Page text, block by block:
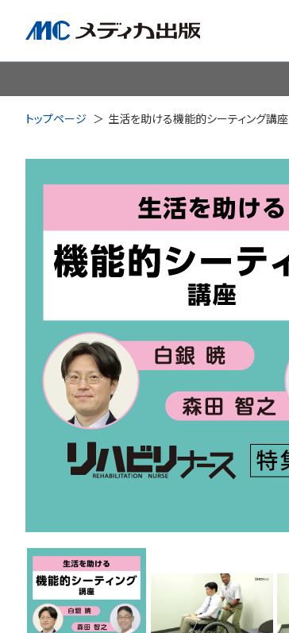
脳神経
耳鼻咽喉科
手術室・麻酔
感染管理・感染症
医療安全
退院調整・地域医療連携
トップページ 生活を助ける機能的シーティング講座